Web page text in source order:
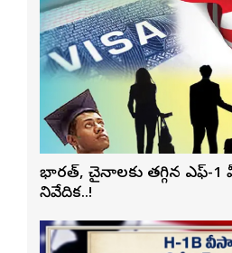
భారత్, చైనాలకు తగ్గిన ఎఫ్-1
నివేదిక..!